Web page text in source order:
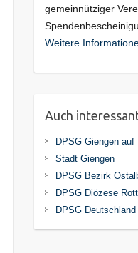
gemeinnütziger
Weitere
Auch
DPSG Giengen auf
Stadt Giengen
DPSG Bezirk
DPSG Diözese
DPSG Deutschland